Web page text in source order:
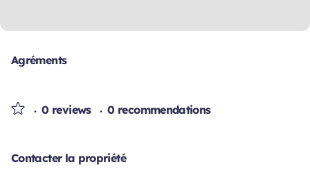
Agréments
0 reviews 0 recommendations
Contacter la propriété